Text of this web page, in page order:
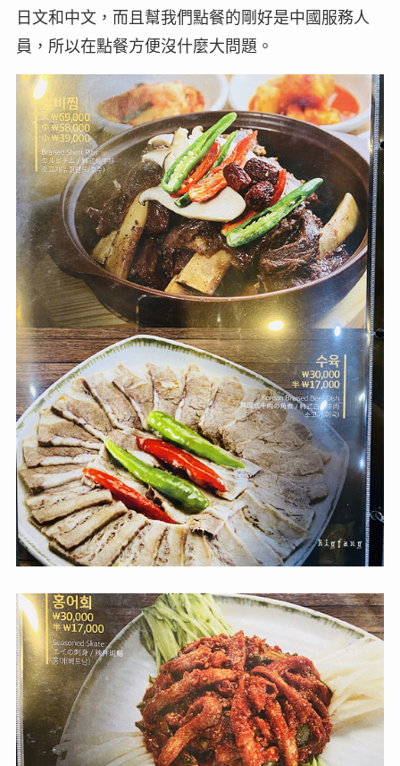
日文和中文，而且幫我們點餐的剛好是中國服務人
員，所以在點餐方便沒什麼大問題。